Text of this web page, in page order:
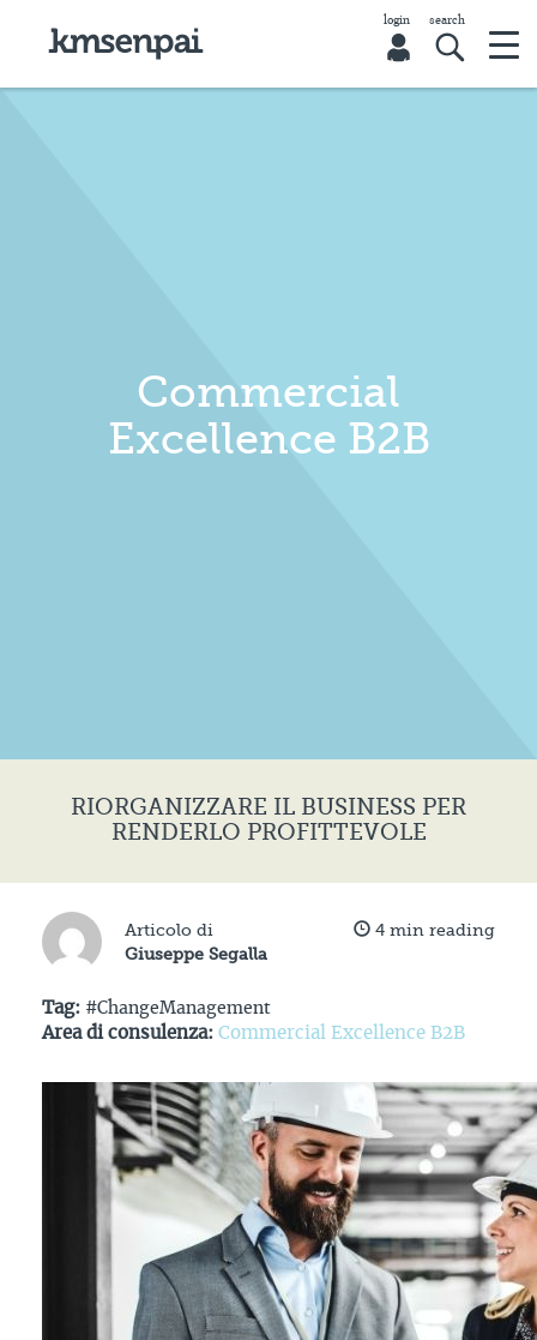
Commercial
Excellence B2B
RIORGANIZZARE IL BUSINESS PER
RENDERLO PROFITTEVOLE
Articolo di
Giuseppe Segalla
4 min reading
Tag: #ChangeManagement
Area di consulenza: Commercial Excellence B2B